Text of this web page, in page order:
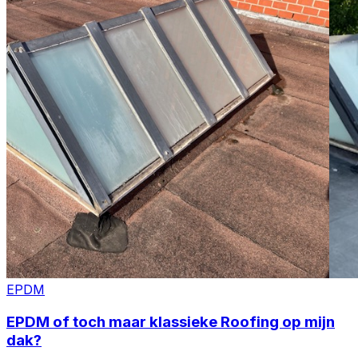
EPDM
EPDM of toch maar klassieke Roofing op mijn
dak?